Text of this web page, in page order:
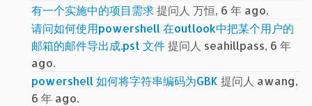
有一个实施中的项目需求提问人 万恒, 6 年 ago.
请问如何使用powershell 在outlook中把某个用户的
邮箱的邮件导出成.pst 文件提问人 seahillpass, 6 年
ago.
powershell 如何将字符串编码为GBK 提问人 awang,
6 年 ago.